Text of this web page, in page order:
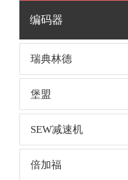
编码器
瑞典林德
堡盟
SEW减速机
倍加福